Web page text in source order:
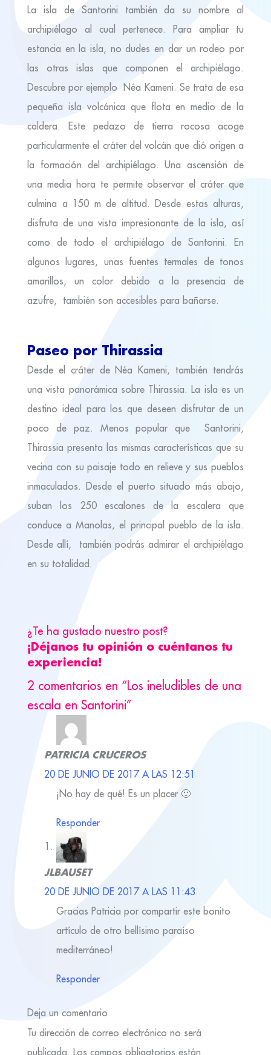
La isla de Santorini también da su nombre al
archipiélago al cual pertenece. Para ampliar tu
estancia en la isla, no dudes en dar un rodeo por
las otras islas que componen el archipiélago.
Descubre por ejemplo Néa Kameni. Se trata de esa
pequeña isla volcánica que flota en medio de la
caldera. Este pedazo de tierra rocosa acoge
particularmente el cráter del volcán que dió origen a
la formación del archipiélago. Una ascensión de
una media hora te permite observar el cráter que
culmina a 150 m de altitud. Desde estas alturas,
disfruta de una vista impresionante de la isla, así
como de todo el archipiélago de Santorini. En
algunos lugares, unas fuentes termales de tonos
amarillos, un color debido a la presencia de
azufre, también son accesibles para bañarse.
Paseo por Thirassia
Desde el cráter de Néa Kameni, también tendrás
una vista panorámica sobre Thirassia. La isla es un
destino ideal para los que deseen disfrutar de un
poco de paz. Menos popular que Santorini,
Thirassia presenta las mismas características que su
vecina con su paisaje todo en relieve y sus pueblos
inmaculados. Desde el puerto situado más abajo,
suban los 250 escalones de la escalera que
conduce a Manolas, el principal pueblo de la isla.
Desde allí, también podrás admirar el archipiélago
en su totalidad.
¿Te ha gustado nuestro post?
¡Déjanos tu opinión o cuéntanos tu
experiencia!
2 comentarios en “Los ineludibles de una
escala en Santorini”
PATRICIA CRUCEROS
20 DE JUNIO DE 2017 A LAS 12:51
¡No hay de qué! Es un placer 🙂
Responder
JLBAUSET
20 DE JUNIO DE 2017 A LAS 11:43
Gracias Patricia por compartir este bonito
artículo de otro bellísimo paraíso
mediterráneo!
Responder
Deja un comentario
Tu dirección de correo electrónico no será
publicada. Los campos obligatorios están